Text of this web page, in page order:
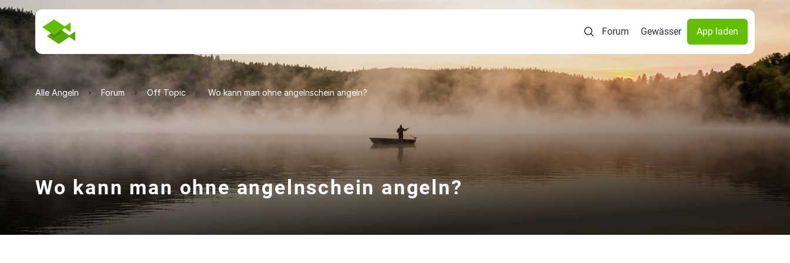
Forum Gewässer App laden
Alle Angeln Forum Off Topic Wo kann man ohne angelnschein angeln?
Wo kann man ohne angelnschein angeln?